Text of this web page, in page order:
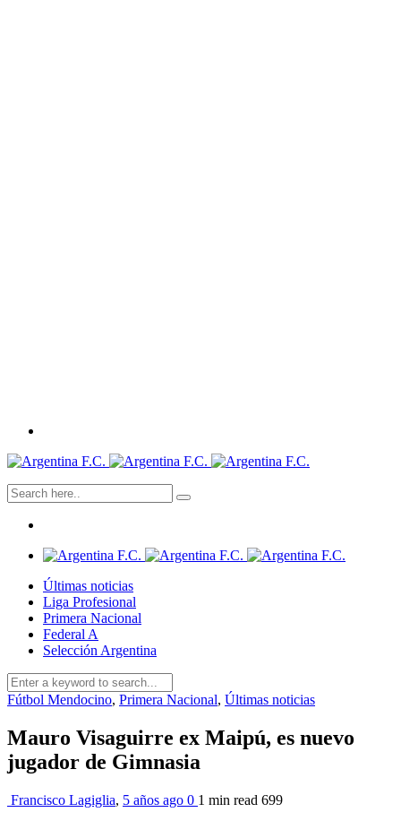
Últimas noticias
Liga Profesional
Primera Nacional
Federal A
Selección Argentina
Fútbol Mendocino, Primera Nacional, Últimas noticias
Mauro Visaguirre ex Maipú, es nuevo
jugador de Gimnasia
Francisco Lagiglia, 5 años ago 0 1 min read 699